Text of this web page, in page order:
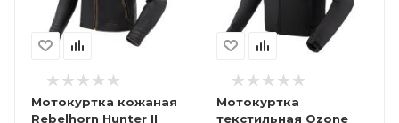
Мотокуртка кожаная
Rebelhorn Hunter II
Мотокуртка
текстильная Ozone